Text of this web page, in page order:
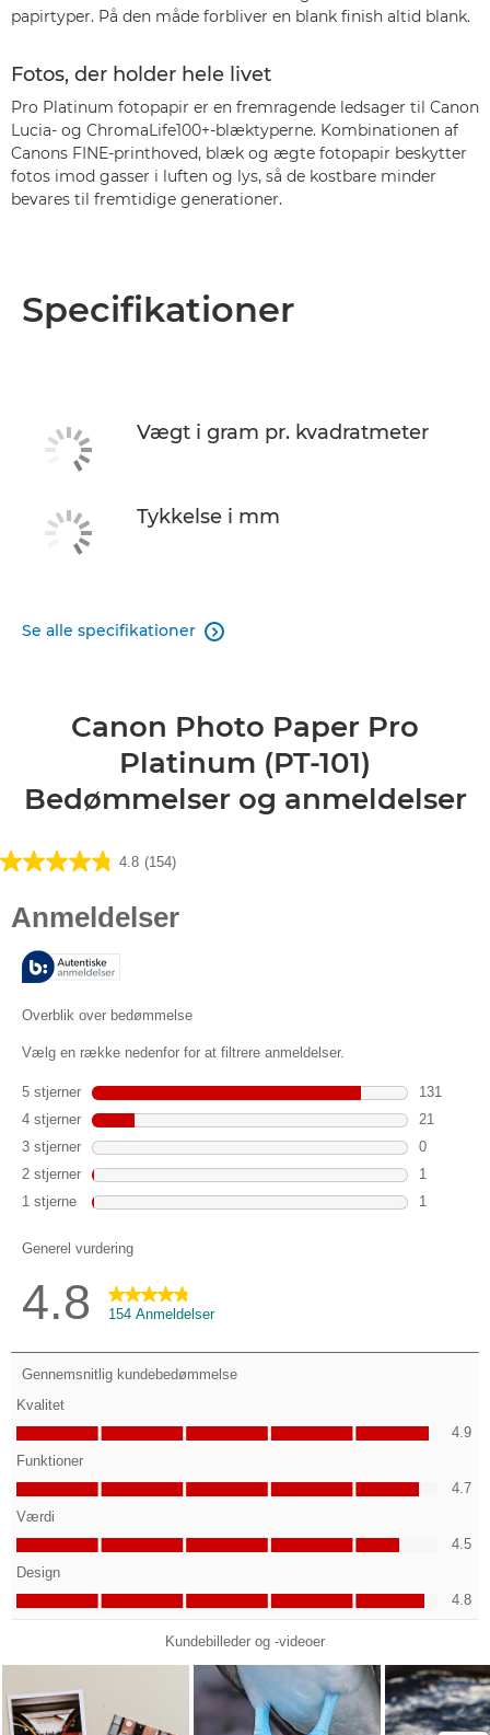
papirtyper. På den måde forbliver en blank finish altid blank.
Fotos, der holder hele livet
Pro Platinum fotopapir er en fremragende ledsager til Canon
Lucia- og ChromaLife100+-blæktyperne. Kombinationen af
Canons FINE-printhoved, blæk og ægte fotopapir beskytter
fotos imod gasser i luften og lys, så de kostbare minder
bevares til fremtidige generationer.
Specifikationer
Vægt i gram pr. kvadratmeter
Tykkelse i mm
Se alle specifikationer 
Canon Photo Paper Pro
Platinum (PT-101)
Bedømmelser og anmeldelser
4.8 (154)
4.8
af
stjerner.
154